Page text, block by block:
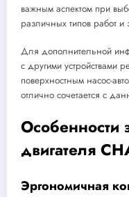
важным аспектом при
различных типов работ и
Для дополнительной
с другими устройствами
поверхностным насос-
отлично сочетается с
Особенности
двигателя
Эргономичная